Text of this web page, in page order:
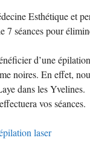
Esthétique et
7 séances pour
d’une
noires. En effet,
dans les Yvelines.
vos séances.
tion laser